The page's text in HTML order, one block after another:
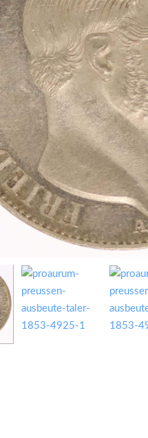
übriges Europa
übrige Welt